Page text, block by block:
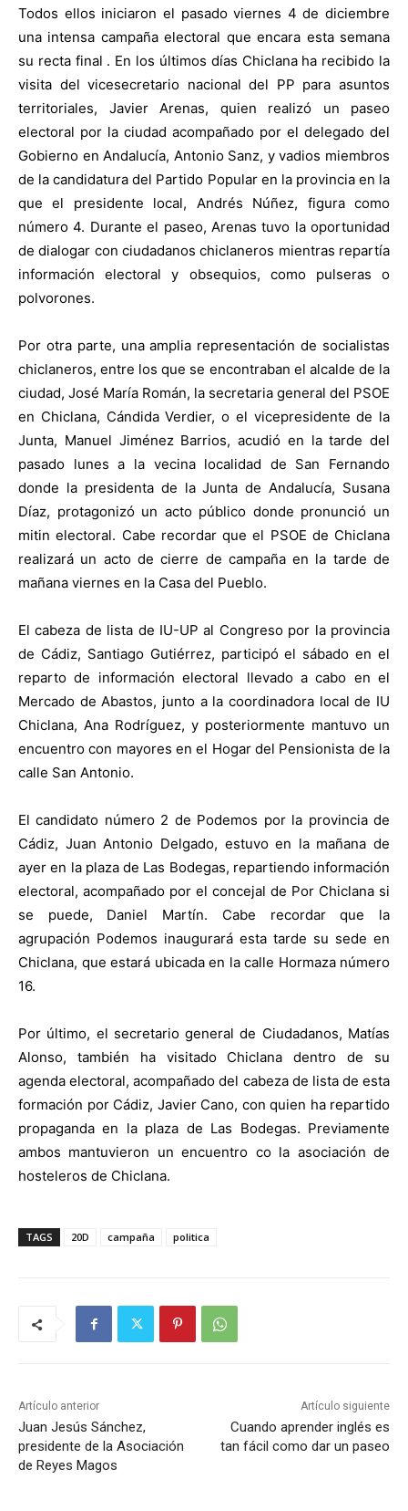
Todos ellos iniciaron el pasado viernes 4 de diciembre
una intensa campaña electoral que encara esta semana
su recta final . En los últimos días Chiclana ha recibido la
visita del vicesecretario nacional del PP para asuntos
territoriales, Javier Arenas, quien realizó un paseo
electoral por la ciudad acompañado por el delegado del
Gobierno en Andalucía, Antonio Sanz, y vadios miembros
de la candidatura del Partido Popular en la provincia en la
que el presidente local, Andrés Núñez, figura como
número 4. Durante el paseo, Arenas tuvo la oportunidad
de dialogar con ciudadanos chiclaneros mientras repartía
información electoral y obsequios, como pulseras o
polvorones.
Por otra parte, una amplia representación de socialistas
chiclaneros, entre los que se encontraban el alcalde de la
ciudad, José María Román, la secretaria general del PSOE
en Chiclana, Cándida Verdier, o el vicepresidente de la
Junta, Manuel Jiménez Barrios, acudió en la tarde del
pasado lunes a la vecina localidad de San Fernando
donde la presidenta de la Junta de Andalucía, Susana
Díaz, protagonizó un acto público donde pronunció un
mitin electoral. Cabe recordar que el PSOE de Chiclana
realizará un acto de cierre de campaña en la tarde de
mañana viernes en la Casa del Pueblo.
El cabeza de lista de IU-UP al Congreso por la provincia
de Cádiz, Santiago Gutiérrez, participó el sábado en el
reparto de información electoral llevado a cabo en el
Mercado de Abastos, junto a la coordinadora local de IU
Chiclana, Ana Rodríguez, y posteriormente mantuvo un
encuentro con mayores en el Hogar del Pensionista de la
calle San Antonio.
El candidato número 2 de Podemos por la provincia de
Cádiz, Juan Antonio Delgado, estuvo en la mañana de
ayer en la plaza de Las Bodegas, repartiendo información
electoral, acompañado por el concejal de Por Chiclana si
se puede, Daniel Martín. Cabe recordar que la
agrupación Podemos inaugurará esta tarde su sede en
Chiclana, que estará ubicada en la calle Hormaza número
16.
Por último, el secretario general de Ciudadanos, Matías
Alonso, también ha visitado Chiclana dentro de su
agenda electoral, acompañado del cabeza de lista de esta
formación por Cádiz, Javier Cano, con quien ha repartido
propaganda en la plaza de Las Bodegas. Previamente
ambos mantuvieron un encuentro co la asociación de
hosteleros de Chiclana.
TAGS 20D campaña politica
Artículo anterior
Juan Jesús Sánchez,
presidente de la Asociación
de Reyes Magos
Artículo siguiente
Cuando aprender inglés es
tan fácil como dar un paseo